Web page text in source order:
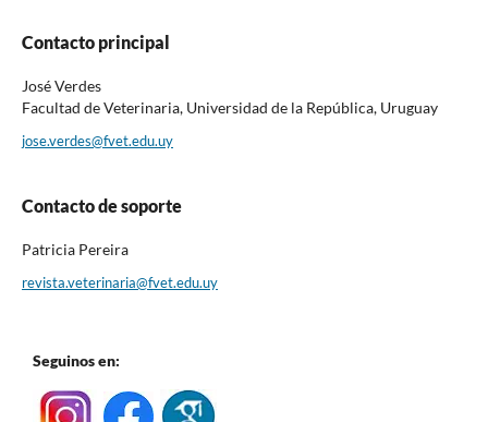
Contacto principal
José Verdes
Facultad de Veterinaria, Universidad de la República, Uruguay
jose.verdes@fvet.edu.uy
Contacto de soporte
Patricia Pereira
revista.veterinaria@fvet.edu.uy
Seguinos en: